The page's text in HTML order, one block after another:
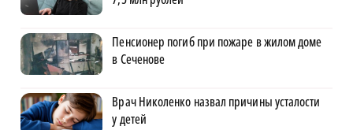
Пенсионер погиб при пожаре в жилом доме
в Сеченове
Врач Николенко назвал причины усталости
у детей